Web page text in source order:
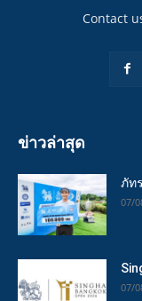
Contact
ข่าวล่าสุด
ภัท
07/
07/